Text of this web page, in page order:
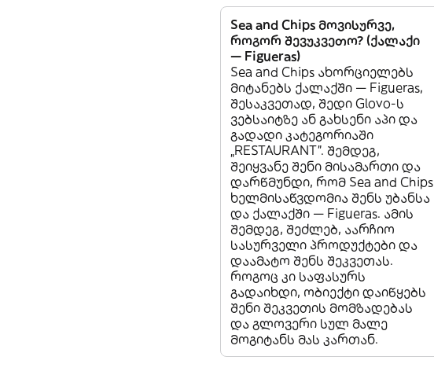
Sea and Chips მოვისურვე,
როგორ შევუკვეთო? (ქალაქი
— Figueras)
Sea and Chips ახორციელებს
მიტანებს ქალაქში — Figueras,
შესაკვეთად, შედი Glovo-ს
ვებსაიტზე ან გახსენი აპი და
გადადი კატეგორიაში
„RESTAURANT”. შემდეგ,
შეიყვანე შენი მისამართი და
დარწმუნდი, რომ Sea and Chips
ხელმისაწვდომია შენს უბანსა
და ქალაქში — Figueras. ამის
შემდეგ, შეძლებ, აარჩიო
სასურველი პროდუქტები და
დაამატო შენს შეკვეთას.
როგოც კი საფასურს
გადაიხდი, ობიექტი დაიწყებს
შენი შეკვეთის მომზადებას
და გლოვერი სულ მალე
მოგიტანს მას კართან.